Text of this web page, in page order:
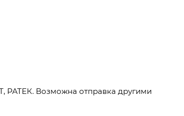
РАТЕК. Возможна отправка другими